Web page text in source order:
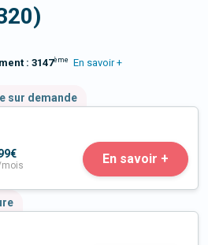
: 3147ème En savoir +
sur demande
En savoir +